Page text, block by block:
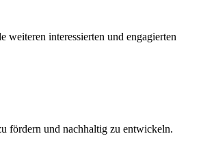
interessierten und engagierten
fördern und nachhaltig zu entwickeln.